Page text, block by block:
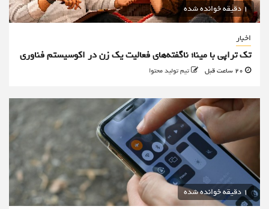
1 دقیقه خوانده شده
اخبار
تک تراپی با مینا؛ ناگفته‌های فعالیت یک زن در اکوسیستم فناوری
تیم تولید محتوا
1 دقیقه خوانده شده